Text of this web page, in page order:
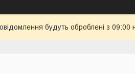
будуть оброблені з 09:00